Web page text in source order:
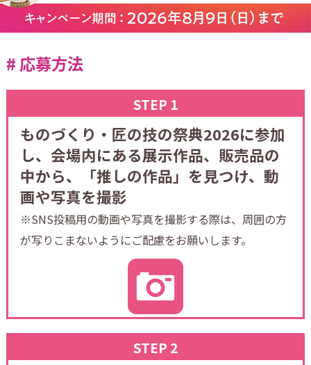
応募方法
ものづくり・匠の技の祭典2026に参加
し、会場内にある展示作品、販売品の
中から、「推しの作品」を見つけ、動
画や写真を撮影
※SNS投稿用の動画や写真を撮影する際は、周囲の方
が写りこまないようにご配慮をお願いします。